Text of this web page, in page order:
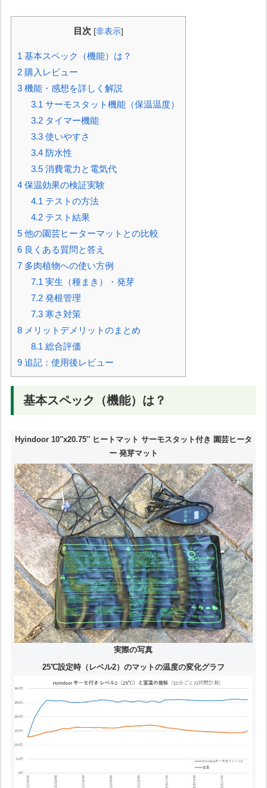
目次 [非表示]
1 基本スペック（機能）は？
2 購入レビュー
3 機能・感想を詳しく解説
3.1 サーモスタット機能（保温温度）
3.2 タイマー機能
3.3 使いやすさ
3.4 防水性
3.5 消費電力と電気代
4 保温効果の検証実験
4.1 テストの方法
4.2 テスト結果
5 他の園芸ヒーターマットとの比較
6 良くある質問と答え
7 多肉植物への使い方例
7.1 実生（種まき）・発芽
7.2 発根管理
7.3 寒さ対策
8 メリットデメリットのまとめ
8.1 総合評価
9 追記：使用後レビュー
基本スペック（機能）は？
Hyindoor 10″x20.75″ ヒートマット サーモスタット付き 園芸ヒータ
ー 発芽マット
実際の写真
25℃設定時（レベル2）のマットの温度の変化グラフ